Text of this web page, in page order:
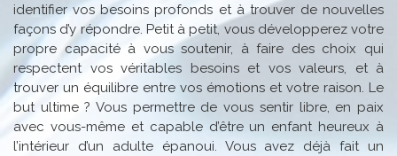
identifier vos besoins profonds et à trouver de nouvelles
façons d’y répondre. Petit à petit, vous développerez votre
propre capacité à vous soutenir, à faire des choix qui
respectent vos véritables besoins et vos valeurs, et à
trouver un équilibre entre vos émotions et votre raison. Le
but ultime ? Vous permettre de vous sentir libre, en paix
avec vous-même et capable d’être un enfant heureux à
l’intérieur d’un adulte épanoui. Vous avez déjà fait un